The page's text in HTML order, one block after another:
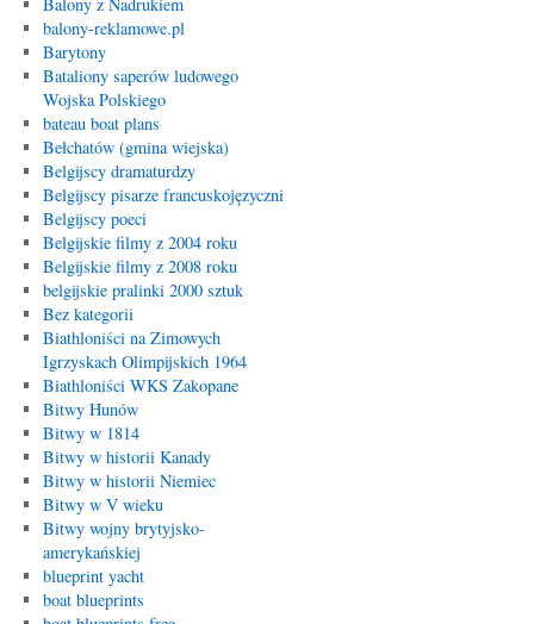
balony-reklamowe.pl
Barytony
Bataliony saperów ludowego
Wojska Polskiego
bateau boat plans
Bełchatów (gmina wiejska)
Belgijscy dramaturdzy
Belgijscy pisarze francuskojęzyczni
Belgijscy poeci
Belgijskie filmy z 2004 roku
Belgijskie filmy z 2008 roku
belgijskie pralinki 2000 sztuk
Bez kategorii
Biathloniści na Zimowych
Igrzyskach Olimpijskich 1964
Biathloniści WKS Zakopane
Bitwy Hunów
Bitwy w 1814
Bitwy w historii Kanady
Bitwy w historii Niemiec
Bitwy w V wieku
Bitwy wojny brytyjsko-
amerykańskiej
blueprint yacht
boat blueprints